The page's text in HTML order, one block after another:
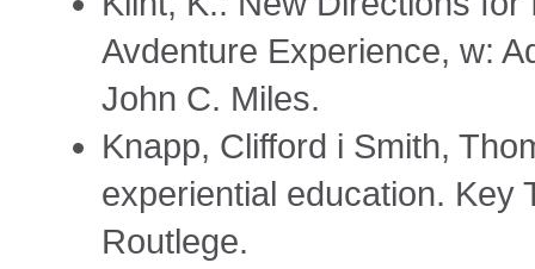
Avdenture Experience, w:
John C. Miles.
Knapp, Clifford i Smith,
experiential education. Key
Routlege.